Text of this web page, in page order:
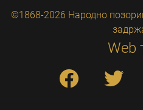
©1868-2026 Народно
Web